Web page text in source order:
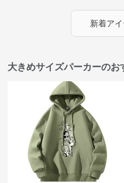
新着ア
大きめサイズパーカーのお